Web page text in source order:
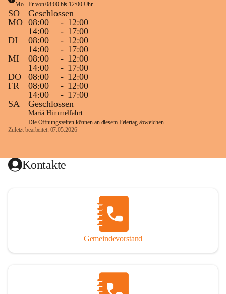
Mo - Fr von 08:00 bis 12:00 Uhr.
SO
Geschlossen
MO 08:00 - 12:00
14:00
- 17:00
DI
08:00 - 12:00
14:00
- 17:00
MI
08:00 - 12:00
14:00
- 17:00
DO
08:00 - 12:00
FR
08:00 - 12:00
14:00
- 17:00
SA
Geschlossen
Mariä Himmelfahrt:
Die Öffnungszeiten können an diesem Feiertag abweichen.
Zuletzt bearbeitet: 07.05.2026
Kontakte
Gemeindevorstand